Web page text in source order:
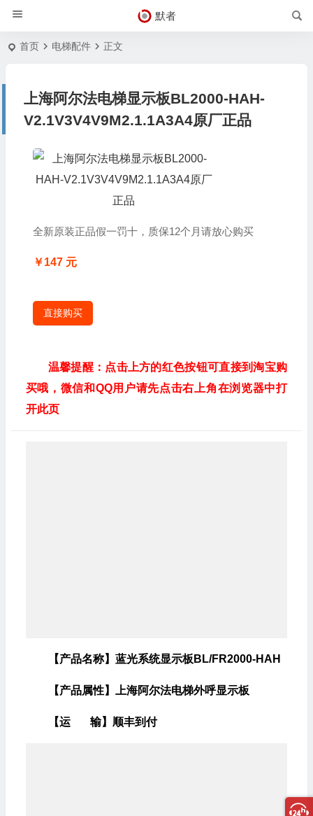
默者
首页 电梯配件 正文
上海阿尔法电梯显示板BL2000-HAH-
V2.1V3V4V9M2.1.1A3A4原厂正品
全新原装正品假一罚十，质保12个月请放心购买
￥147 元
直接购买
温馨提醒：点击上方的红色按钮可直接到淘宝购
买哦，微信和QQ用户请先点击右上角在浏览器中打
开此页
【产品名称】蓝光系统显示板BL/FR2000-HAH
【产品属性】上海阿尔法电梯外呼显示板
【运 输】顺丰到付